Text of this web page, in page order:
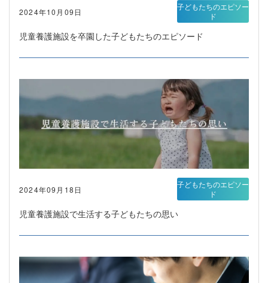
2024年10月09日
児童養護施設を卒園した子どもたちのエピソード
子どもたちのエピソー
ド
2024年09月18日
児童養護施設で生活する子どもたちの思い
子どもたちのエピソー
ド